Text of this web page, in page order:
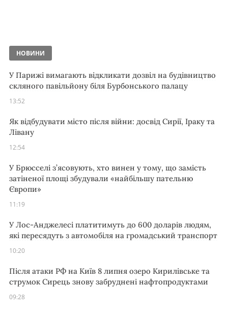
НОВИНИ
У Парижі вимагають відкликати дозвіл на будівництво
скляного павільйону біля Бурбонського палацу
13:52
Як відбудувати місто після війни: досвід Сирії, Іраку та
Лівану
12:54
У Брюсселі з’ясовують, хто винен у тому, що замість
затіненої площі збудували «найбільшу пательню
Європи»
11:19
У Лос-Анджелесі платитимуть до 600 доларів людям,
які пересядуть з автомобіля на громадський транспорт
10:20
Після атаки РФ на Київ 8 липня озеро Кирилівське та
струмок Сирець знову забруднені нафтопродуктами
09:28